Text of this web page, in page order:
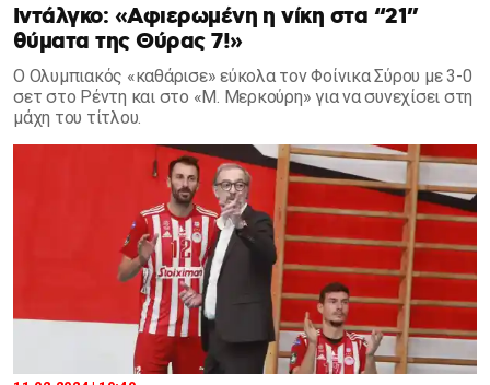
Ιντάλγκο: «Αφιερωμένη η νίκη στα “21”
θύματα της Θύρας 7!»
Ο Ολυμπιακός «καθάρισε» εύκολα τον Φοίνικα Σύρου με 3-0
σετ στο Ρέντη και στο «Μ. Μερκούρη» για να συνεχίσει στη
μάχη του τίτλου.